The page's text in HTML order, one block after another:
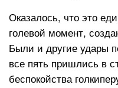
Оказалось, что это
голевой момент,
Были и другие удары
все пять пришлись в
беспокойства